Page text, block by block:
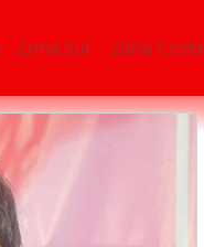
Zona Sur Zona Costa